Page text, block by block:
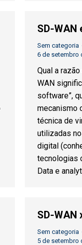
SD-WAN
Sem categoria
6 de setembro
Qual a
WAN
software”,
mecanismo
técnica de
utilizadas
digital
tecnologias
Data e
SD-WAN
Sem categoria
5 de setembro